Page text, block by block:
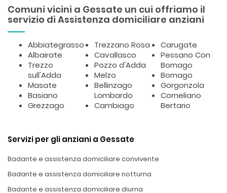
Comuni vicini a Gessate un cui offriamo il
servizio di Assistenza domiciliare anziani
Abbiategrasso
Albairate
Trezzo
sull'Adda
Masate
Basiano
Grezzago
Trezzano Rosa
Cavallasco
Pozzo d'Adda
Melzo
Bellinzago
Lombardo
Cambiago
Carugate
Pessano Con
Bornago
Bornago
Gorgonzola
Corneliano
Bertario
Servizi per gli anziani a Gessate
Badante e assistenza domiciliare convivente
Badante e assistenza domiciliare notturna
Badante e assistenza domiciliare diurna